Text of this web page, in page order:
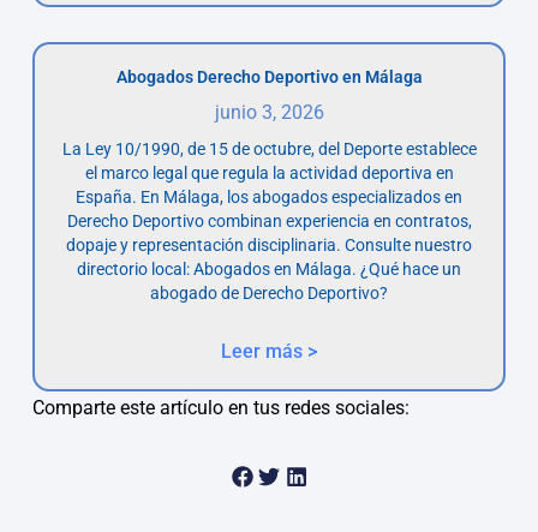
Abogados Derecho Deportivo en Málaga
junio 3, 2026
La Ley 10/1990, de 15 de octubre, del Deporte establece
el marco legal que regula la actividad deportiva en
España. En Málaga, los abogados especializados en
Derecho Deportivo combinan experiencia en contratos,
dopaje y representación disciplinaria. Consulte nuestro
directorio local: Abogados en Málaga. ¿Qué hace un
abogado de Derecho Deportivo?
Leer más >
Comparte este artículo en tus redes sociales: